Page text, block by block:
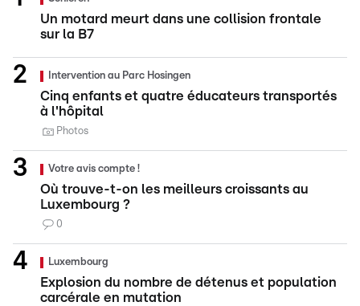
Un motard meurt dans une collision frontale
sur la B7
Intervention au Parc Hosingen
Cinq enfants et quatre éducateurs transportés
à l'hôpital
Photos
Votre avis compte !
Où trouve-t-on les meilleurs croissants au
Luxembourg ?
0
Luxembourg
Explosion du nombre de détenus et population
carcérale en mutation